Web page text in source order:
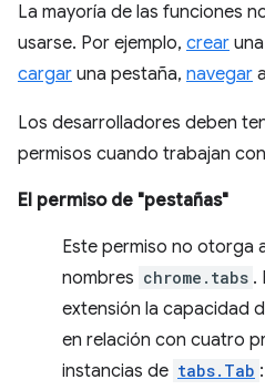
La mayoría de las funciones
usarse. Por ejemplo, crear
cargar una pestaña, navegar
Los desarrolladores deben
permisos cuando trabajan
El permiso de "pestañas"
Este permiso no otorga
nombres chrome.tabs .
extensión la capacidad
en relación con cuatro
instancias de tabs.Tab :